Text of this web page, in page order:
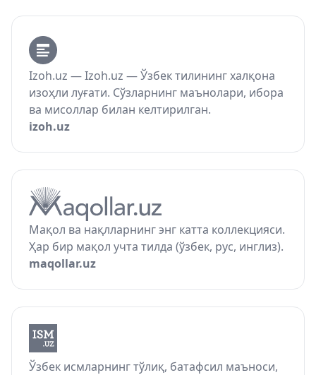
Izoh.uz — Izoh.uz — Ўзбек тилининг халқона
изоҳли луғати. Сўзларнинг маънолари, ибора
ва мисоллар билан келтирилган.
izoh.uz
Мақол ва нақлларнинг энг катта коллекцияси.
Ҳар бир мақол учта тилда (ўзбек, рус, инглиз).
maqollar.uz
Ўзбек исмларнинг тўлиқ, батафсил маъноси,